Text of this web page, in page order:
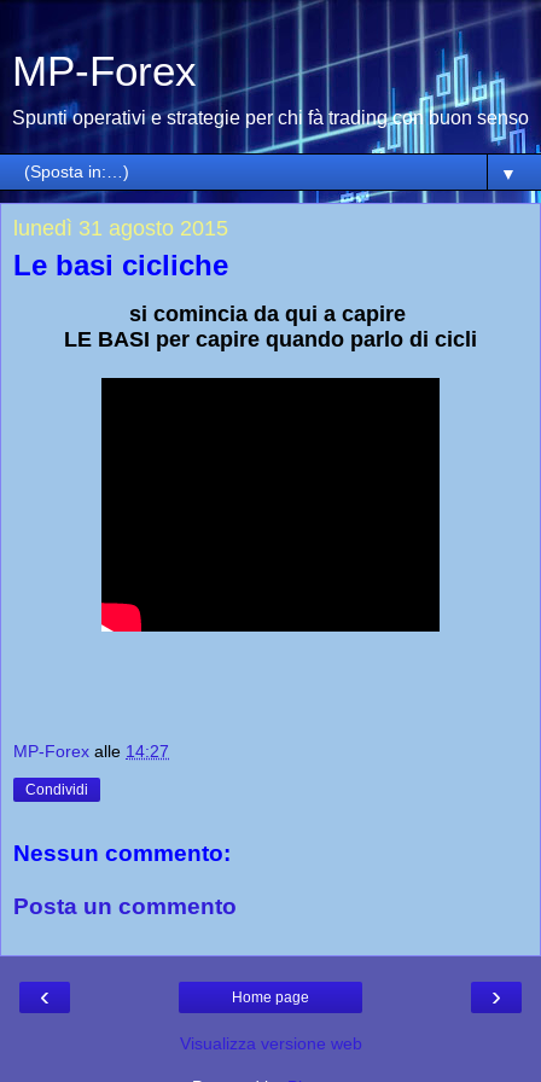
MP-Forex
Spunti operativi e strategie per chi fà trading con buon senso
▼
lunedì 31 agosto 2015
Le basi cicliche
si comincia da qui a capire
LE BASI per capire quando parlo di cicli
MP-Forex alle 14:27
Condividi
Nessun commento:
Posta un commento
‹ ›
Home page
Visualizza versione web